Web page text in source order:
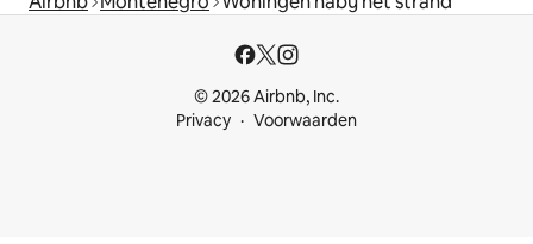
© 2026 Airbnb, Inc.
Privacy
Voorwaarden